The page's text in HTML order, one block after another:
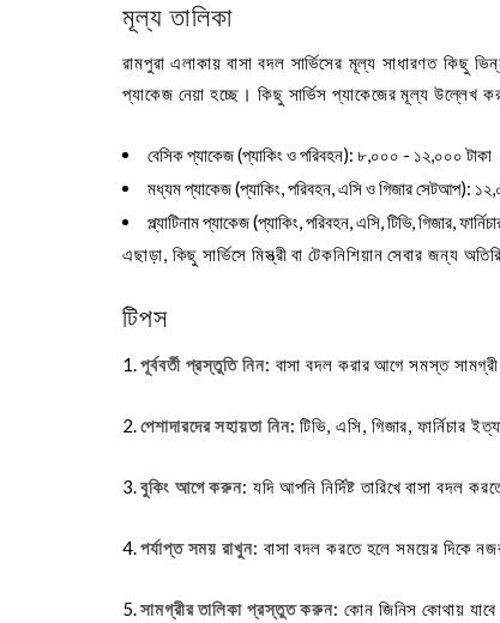
মূল্য তালিকা
রামপুরা এলাকায় বাসা বদল সার্ভিসের মূল্য সাধারণত কিছু
প্যাকেজ নেয়া হচ্ছে। কিছু সার্ভিস প্যাকেজের মূল্য উল্লেখ
বেসিক প্যাকেজ(প্যাকিং ও পরিবহন): ৮,০০০ - ১২,০০০ টাকা
মধ্যম প্যাকেজ(প্যাকিং, পরিবহন, এসি ও গিজার সেটআপ):
প্ল্যাটিনাম প্যাকেজ(প্যাকিং, পরিবহন, এসি, টিভি, গিজার,
এছাড়া, কিছু সার্ভিসে মিস্ত্রী বা টেকনিশিয়ান সেবার জন্য
টিপস
পূর্ববর্তী প্রস্তুতি নিন: বাসা বদল করার আগে সমস্ত
পেশাদারদের সহায়তা নিন: টিভি, এসি, গিজার, ফার্নিচার
বুকিং আগে করুন: যদি আপনি নির্দিষ্ট তারিখে বাসা বদল
পর্যাপ্ত সময় রাখুন: বাসা বদল করতে হলে সময়ের দিকে
সামগ্রীর তালিকা প্রস্তুত করুন: কোন জিনিস কোথায় যাবে